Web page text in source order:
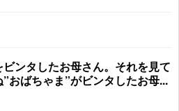
ビンタしたお母さん。それを見て
おばちゃま”がビンタしたお母...